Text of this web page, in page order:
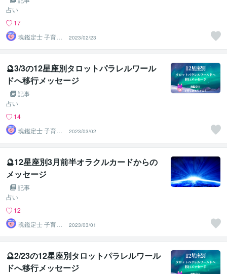
占い
17
魂鑑定士 子育て
かぁちゃん！
2023/02/23
🔮3/3の12星座別タロットパラレルワール
ドへ移行メッセージ
記事
占い
14
魂鑑定士 子育て
かぁちゃん！
2023/03/02
🔮12星座別3月前半オラクルカードからの
メッセージ
記事
占い
12
魂鑑定士 子育て
かぁちゃん！
2023/03/01
🔮2/23の12星座別タロットパラレルワール
ドへ移行メッセージ